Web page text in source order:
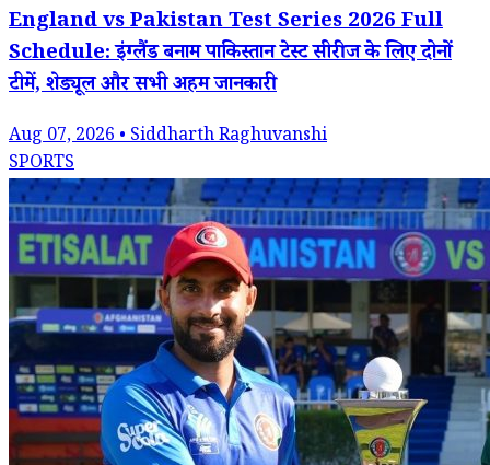
England vs Pakistan Test Series 2026 Full
Schedule: इंग्लैंड बनाम पाकिस्तान टेस्ट सीरीज के लिए दोनों
टीमें, शेड्यूल और सभी अहम जानकारी
Aug 07, 2026 • Siddharth Raghuvanshi
SPORTS